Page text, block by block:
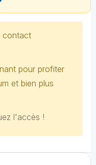
contact
pour profiter
et bien plus
l'accès !